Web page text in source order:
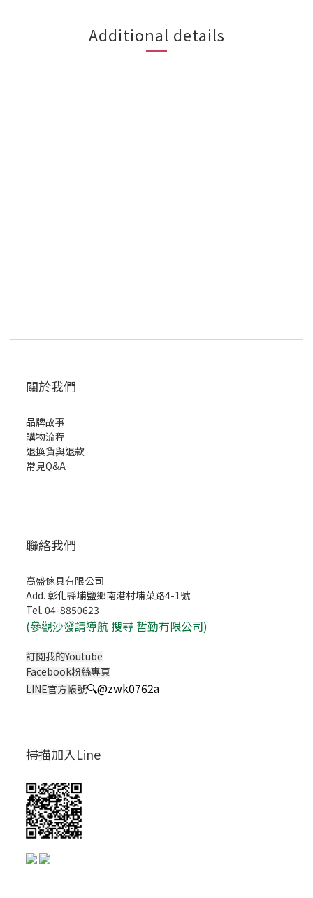
Additional details
關於我們
品牌故事
購物流程
退換貨與退款
常見Q&A
聯絡我們
高盛傢具有限公司
Add. 彰化縣埔鹽鄉南港村埔菜路4-1號
Tel. 04-8850623
(參觀沙發請導航 搜尋 哲勤有限公司)
訂閱我的Youtube
Facebook粉絲專頁
LINE官方帳號🔍@zwk0762a
掃描加入Line